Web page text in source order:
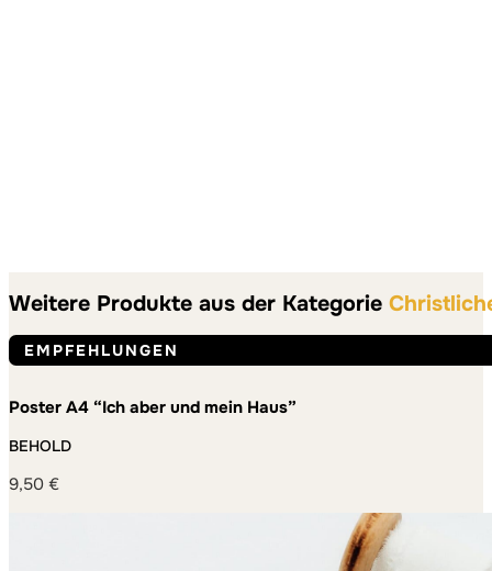
Weitere Produkte aus der Kategorie
EMPFEHLUNGEN
Poster A4 “Ich aber und mein Haus”
BEHOLD
9,50 €